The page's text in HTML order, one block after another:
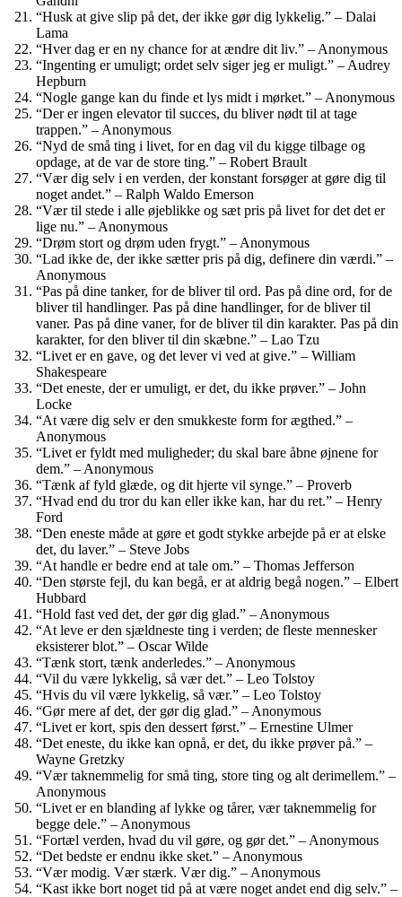
“Husk at give slip på det, der ikke gør dig lykkelig.” – Dalai
Lama
“Hver dag er en ny chance for at ændre dit liv.” – Anonymous
“Ingenting er umuligt; ordet selv siger jeg er muligt.” – Audrey
Hepburn
“Nogle gange kan du finde et lys midt i mørket.” – Anonymous
“Der er ingen elevator til succes, du bliver nødt til at tage
trappen.” – Anonymous
“Nyd de små ting i livet, for en dag vil du kigge tilbage og
opdage, at de var de store ting.” – Robert Brault
“Vær dig selv i en verden, der konstant forsøger at gøre dig til
noget andet.” – Ralph Waldo Emerson
“Vær til stede i alle øjeblikke og sæt pris på livet for det det er
lige nu.” – Anonymous
“Drøm stort og drøm uden frygt.” – Anonymous
“Lad ikke de, der ikke sætter pris på dig, definere din værdi.” –
Anonymous
“Pas på dine tanker, for de bliver til ord. Pas på dine ord, for de
bliver til handlinger. Pas på dine handlinger, for de bliver til
vaner. Pas på dine vaner, for de bliver til din karakter. Pas på din
karakter, for den bliver til din skæbne.” – Lao Tzu
“Livet er en gave, og det lever vi ved at give.” – William
Shakespeare
“Det eneste, der er umuligt, er det, du ikke prøver.” – John
Locke
“At være dig selv er den smukkeste form for ægthed.” –
Anonymous
“Livet er fyldt med muligheder; du skal bare åbne øjnene for
dem.” – Anonymous
“Tænk af fyld glæde, og dit hjerte vil synge.” – Proverb
“Hvad end du tror du kan eller ikke kan, har du ret.” – Henry
Ford
“Den eneste måde at gøre et godt stykke arbejde på er at elske
det, du laver.” – Steve Jobs
“At handle er bedre end at tale om.” – Thomas Jefferson
“Den største fejl, du kan begå, er at aldrig begå nogen.” – Elbert
Hubbard
“Hold fast ved det, der gør dig glad.” – Anonymous
“At leve er den sjældneste ting i verden; de fleste mennesker
eksisterer blot.” – Oscar Wilde
“Tænk stort, tænk anderledes.” – Anonymous
“Vil du være lykkelig, så vær det.” – Leo Tolstoy
“Hvis du vil være lykkelig, så vær.” – Leo Tolstoy
“Gør mere af det, der gør dig glad.” – Anonymous
“Livet er kort, spis den dessert først.” – Ernestine Ulmer
“Det eneste, du ikke kan opnå, er det, du ikke prøver på.” –
Wayne Gretzky
“Vær taknemmelig for små ting, store ting og alt derimellem.” –
Anonymous
“Livet er en blanding af lykke og tårer, vær taknemmelig for
begge dele.” – Anonymous
“Fortæl verden, hvad du vil gøre, og gør det.” – Anonymous
“Det bedste er endnu ikke sket.” – Anonymous
“Vær modig. Vær stærk. Vær dig.” – Anonymous
“Kast ikke bort noget tid på at være noget andet end dig selv.” –